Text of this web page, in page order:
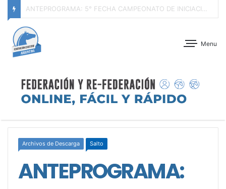
ANTEPROGRAMA: CONCURSO DE ADIESTRAMIENTO – JOCKEY CLUB CÓRDOBA – 29 Y 30 DE AGOSTO DE 2026
Menu
Archivos de Descarga Salto
ANTEPROGRAMA: